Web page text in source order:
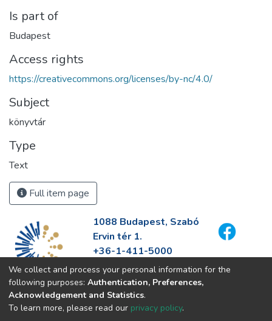
Is part of
Budapest
Access rights
https://creativecommons.org/licenses/by-nc/4.0/
Subject
könyvtár
Type
Text
Full item page
1088 Budapest, Szabó
Ervin tér 1.
+36-1-411-5000
info@fszek.hu
https://fszek.hu
We collect and process your personal information for the
following purposes: Authentication, Preferences,
Acknowledgement and Statistics.
To learn more, please read our privacy policy.